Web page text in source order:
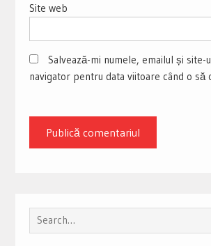
Site web
Salvează-mi numele, emailul și site-
navigator pentru data viitoare când o să
Search
for: